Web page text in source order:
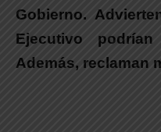
Gobierno.
Ejecutivo
Además, reclaman